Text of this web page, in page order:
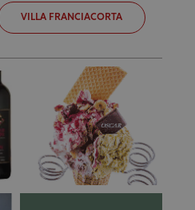
VILLA FRANCIACORTA